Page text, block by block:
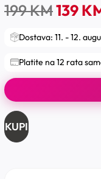
199KM139
Dostava: 11. - 12.
Platite na 12 rata
KUPI